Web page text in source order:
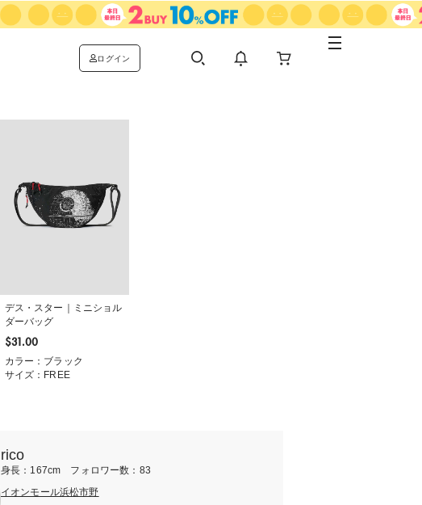
ログイン
デス・スター｜ミニショル
ダーバッグ
$‌31.00
カラー：ブラック
サイズ：FREE
rico
身長：167cm フォロワー数：83
イオンモール浜松市野